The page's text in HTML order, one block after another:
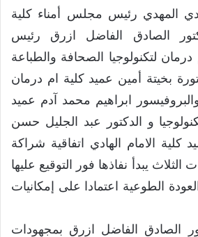
المهدي رئيس مجلس أمناء كلية
الصادق الفاضل ازرق رئيس
لتكنولوجيا الصحافة والطباعة
بخيتة أمين عميد كلية ام درمان
ابراهيم محمد آدم عميد
و الدكتور عبد الجليل حسن
كلية الامام الهادي اتفاقية شراكة
يبدأ نفاذها فور التوقيع عليها
الطوعية اعتمادا على إمكانيات
الصادق الفاضل ازرق بمجهودات